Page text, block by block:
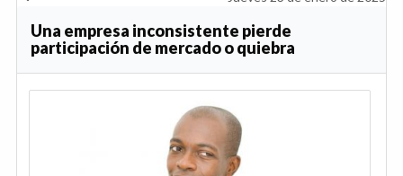
Una empresa inconsistente pierde
participación de mercado o quiebra